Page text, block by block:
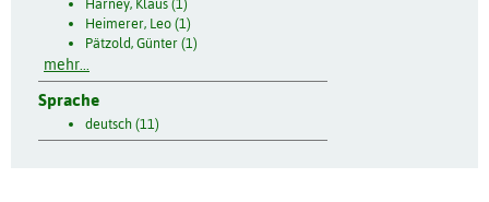
Harney, Klaus (1)
Heimerer, Leo (1)
Pätzold, Günter (1)
mehr...
Sprache
deutsch (11)